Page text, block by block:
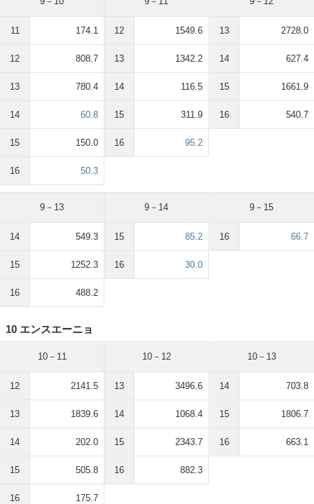
11 174.1
12 808.7
13 780.4
14 60.8
15 150.0
16 50.3
12 1549.6
13 1342.2
14 116.5
15 311.9
16 95.2
13 2728.0
14 627.4
15 1661.9
16 540.7
9－13
14 549.3
15 1252.3
16 488.2
9－14
15 85.2
16 30.0
9－15
16 66.7
10 エンスエーニョ
10－11
12 2141.5
13 1839.6
14 202.0
15 505.8
16 175.7
10－12
13 3496.6
14 1068.4
15 2343.7
16 882.3
10－13
14 703.8
15 1806.7
16 663.1